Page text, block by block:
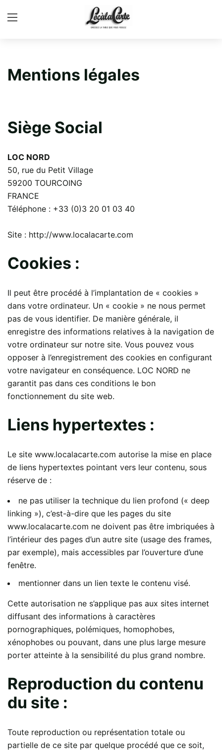
Mentions légales
Siège Social
LOC NORD
50, rue du Petit Village
59200 TOURCOING
FRANCE
Téléphone : +33 (0)3 20 01 03 40
Site : http://www.localacarte.com
Cookies :
Il peut être procédé à l’implantation de « cookies »
dans votre ordinateur. Un « cookie » ne nous permet
pas de vous identifier. De manière générale, il
enregistre des informations relatives à la navigation de
votre ordinateur sur notre site. Vous pouvez vous
opposer à l’enregistrement des cookies en configurant
votre navigateur en conséquence. LOC NORD ne
garantit pas dans ces conditions le bon
fonctionnement du site web.
Liens hypertextes :
Le site www.localacarte.com autorise la mise en place
de liens hypertextes pointant vers leur contenu, sous
réserve de :
ne pas utiliser la technique du lien profond (« deep
linking »), c’est-à-dire que les pages du site
www.localacarte.com ne doivent pas être imbriquées à
l’intérieur des pages d’un autre site (usage des frames,
par exemple), mais accessibles par l’ouverture d’une
fenêtre.
mentionner dans un lien texte le contenu visé.
Cette autorisation ne s’applique pas aux sites internet
diffusant des informations à caractères
pornographiques, polémiques, homophobes,
xénophobes ou pouvant, dans une plus large mesure
porter atteinte à la sensibilité du plus grand nombre.
Reproduction du contenu
du site :
Toute reproduction ou représentation totale ou
partielle de ce site par quelque procédé que ce soit,